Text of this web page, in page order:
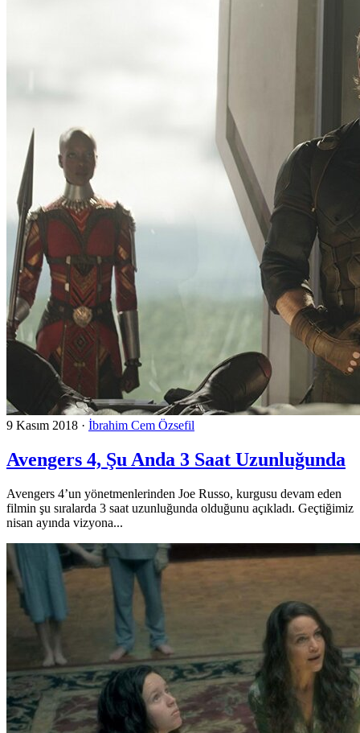
9 Kasım 2018 · İbrahim Cem Özsefil
Avengers 4, Şu Anda 3 Saat Uzunluğunda
Avengers 4’un yönetmenlerinden Joe Russo, kurgusu devam eden
filmin şu sıralarda 3 saat uzunluğunda olduğunu açıkladı. Geçtiğimiz
nisan ayında vizyona...